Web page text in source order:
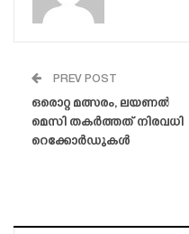
PREV POST
ഒരൊറ്റ മത്സരം, ലയണൽ
മെസി തകർത്തത് നിരവധി
റെക്കോർഡുകൾ